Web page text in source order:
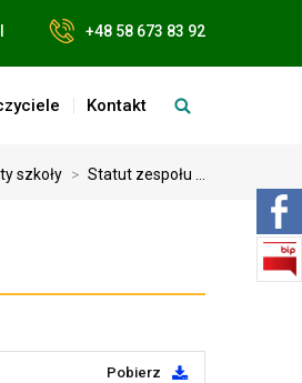
+48 58 673 83 92
Kontakt
szkoły > Statut zespołu ...
Pobierz